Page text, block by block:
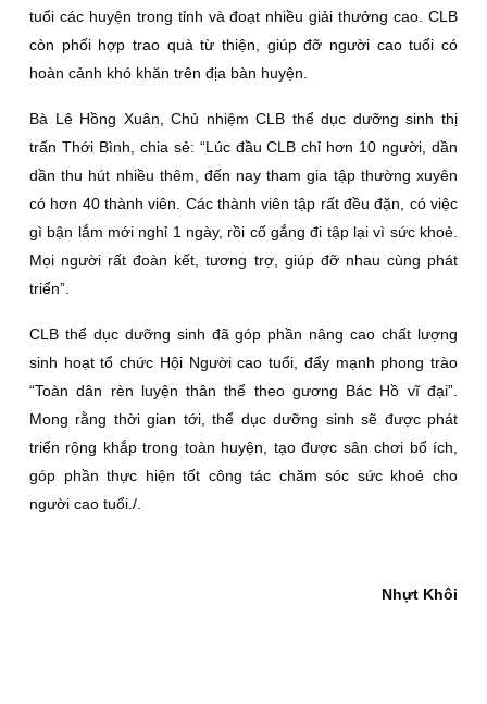
tuổi các huyện trong tỉnh và đoạt nhiều giải thưởng cao. CLB
còn phối hợp trao quà từ thiện, giúp đỡ người cao tuổi có
hoàn cảnh khó khăn trên địa bàn huyện.
Bà Lê Hồng Xuân, Chủ nhiệm CLB thể dục dưỡng sinh thị
trấn Thới Bình, chia sẻ: “Lúc đầu CLB chỉ hơn 10 người, dần
dần thu hút nhiều thêm, đến nay tham gia tập thường xuyên
có hơn 40 thành viên. Các thành viên tập rất đều đặn, có việc
gì bận lắm mới nghỉ 1 ngày, rồi cố gắng đi tập lại vì sức khoẻ.
Mọi người rất đoàn kết, tương trợ, giúp đỡ nhau cùng phát
triển”.
CLB thể dục dưỡng sinh đã góp phần nâng cao chất lượng
sinh hoạt tổ chức Hội Người cao tuổi, đẩy mạnh phong trào
“Toàn dân rèn luyện thân thể theo gương Bác Hồ vĩ đại”.
Mong rằng thời gian tới, thể dục dưỡng sinh sẽ được phát
triển rộng khắp trong toàn huyện, tạo được sân chơi bổ ích,
góp phần thực hiện tốt công tác chăm sóc sức khoẻ cho
người cao tuổi./.
Nhựt Khôi